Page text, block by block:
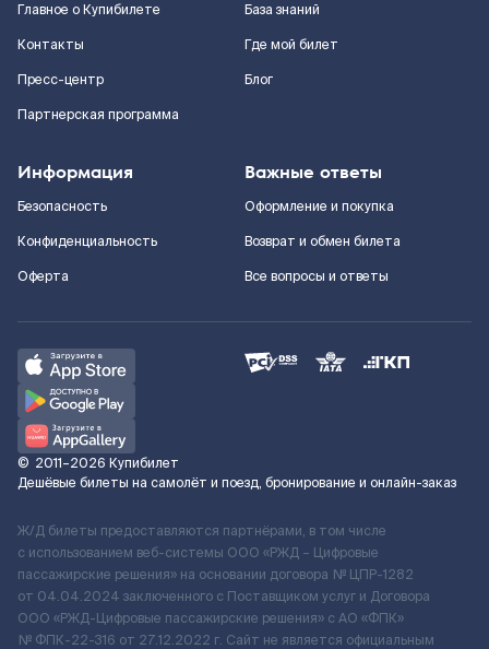
Главное о Купибилете
Контакты
Пресс-центр
Партнерская программа
База знаний
Где мой билет
Блог
Информация
Безопасность
Конфиденциальность
Оферта
Важные ответы
Оформление и покупка
Возврат и обмен билета
Все вопросы и ответы
© 2011–2026 Купибилет
Дешёвые билеты на самолёт и поезд, бронирование и онлайн-заказ
Ж/Д билеты предоставляются партнёрами, в том числе
с использованием веб-системы ООО «РЖД – Цифровые
пассажирские решения» на основании договора № ЦПР-1282
от 04.04.2024 заключенного с Поставщиком услуг и Договора
ООО «РЖД-Цифровые пассажирские решения» c АО «ФПК»
№ ФПК-22-316 от 27.12.2022 г. Сайт не является официальным